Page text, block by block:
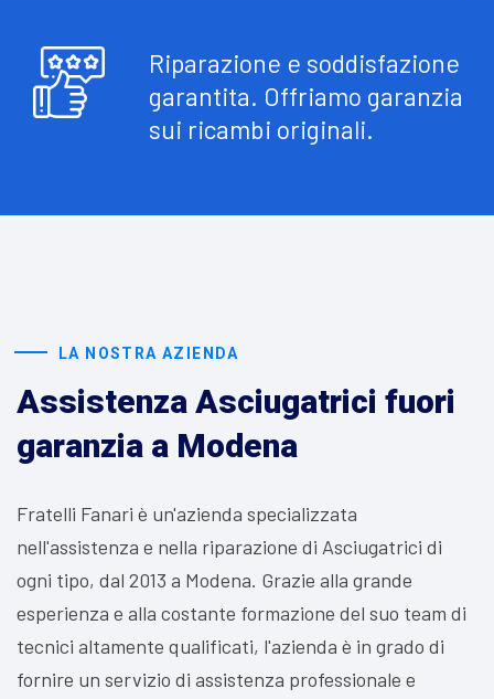
Riparazione e soddisfazione
garantita. Offriamo garanzia
sui ricambi originali.
LA NOSTRA AZIENDA
Assistenza Asciugatrici fuori
garanzia a Modena
Fratelli Fanari è un'azienda specializzata
nell'assistenza e nella riparazione di Asciugatrici di
ogni tipo, dal 2013 a Modena. Grazie alla grande
esperienza e alla costante formazione del suo team di
tecnici altamente qualificati, l'azienda è in grado di
fornire un servizio di assistenza professionale e